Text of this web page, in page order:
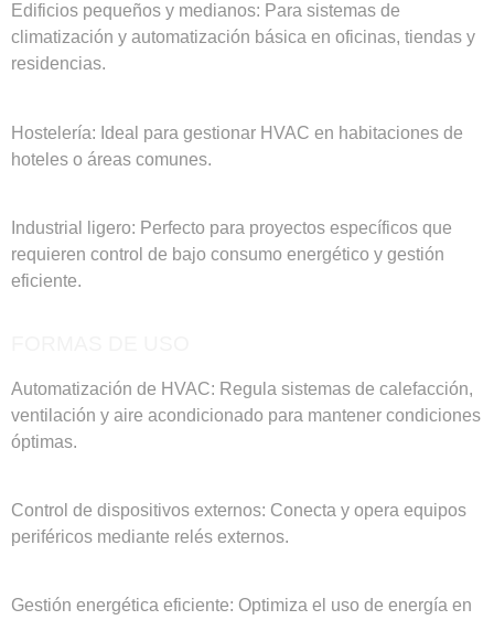
Edificios pequeños y medianos: Para sistemas de
climatización y automatización básica en oficinas, tiendas y
residencias.
Hostelería: Ideal para gestionar HVAC en habitaciones de
hoteles o áreas comunes.
Industrial ligero: Perfecto para proyectos específicos que
requieren control de bajo consumo energético y gestión
eficiente.
Automatización de HVAC: Regula sistemas de calefacción,
ventilación y aire acondicionado para mantener condiciones
óptimas.
Control de dispositivos externos: Conecta y opera equipos
periféricos mediante relés externos.
Gestión energética eficiente: Optimiza el uso de energía en